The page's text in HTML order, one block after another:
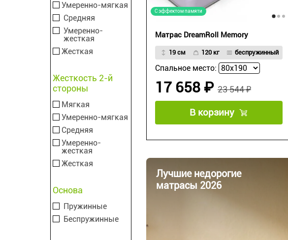
Умеренно-мягкая
Средняя
Умеренно-
жесткая
Жесткая
Жесткость 2-й
стороны
Мягкая
Умеренно-мягкая
Средняя
Умеренно-
жесткая
Жесткая
Основа
Пружинные
Беспружинные
С эффектом памяти
Матрас DreamRoll Memory
19 см 120 кг беспружинный
Спальное место:
23 544 ₽
17 658 ₽
В корзину
Лучшие недорогие
матрасы 2026